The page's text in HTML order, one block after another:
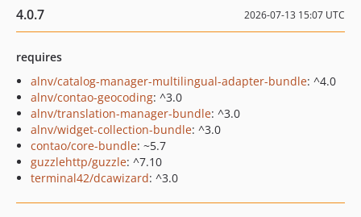
4.0.7 2026-07-13 15:07 UTC
requires
alnv/catalog-manager-multilingual-adapter-bundle: ^4.0
alnv/contao-geocoding: ^3.0
alnv/translation-manager-bundle: ^3.0
alnv/widget-collection-bundle: ^3.0
contao/core-bundle: ~5.7
guzzlehttp/guzzle: ^7.10
terminal42/dcawizard: ^3.0